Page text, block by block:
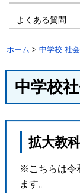
よくある質問
ホーム >中学校 社会
中学校
拡大教
※こちらは令
ます。